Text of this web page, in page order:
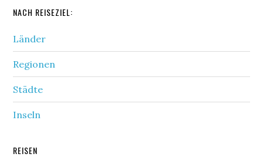
NACH REISEZIEL:
Länder
Regionen
Städte
Inseln
REISEN